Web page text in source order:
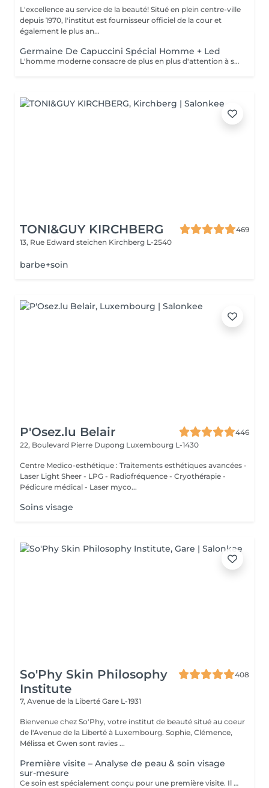
L'excellence au service de la beauté! Situé en plein centre-ville
depuis 1970, l'institut est fournisseur officiel de la cour et
également le plus an...
Germaine De Capuccini Spécial Homme + Led
L'homme moderne consacre de plus en plus d'attention à son apparence , ce soin réparateur enlève les toxines, renforce la peau , est apaisant et rafraichissant.
TONI&GUY KIRCHBERG
469
13, Rue Edward steichen Kirchberg L-2540
barbe+soin
P'Osez.lu Belair
446
22, Boulevard Pierre Dupong Luxembourg L-1430
Centre Medico-esthétique : Traitements esthétiques avancées -
Laser Light Sheer - LPG - Radiofréquence - Cryothérapie -
Pédicure médical - Laser myco...
Soins visage
So'Phy Skin Philosophy
Institute
408
7, Avenue de la Liberté Gare L-1931
Bienvenue chez So'Phy, votre institut de beauté situé au coeur
de l'Avenue de la Liberté à Luxembourg. Sophie, Clémence,
Mélissa et Gwen sont ravies ...
Première visite – Analyse de peau & soin visage
sur-mesure
Ce soin est spécialement conçu pour une première visite. Il débute par une analyse de peau approfondie afin de comprendre ses besoins et d’identifier les déséquilibres éventuels. Le soin du visage est ensuite entièrement personnalisé, avec des techniques et des produits adaptés pour répondre de manière ciblée aux besoins de la peau. Ce premier rendez-vous permet d’obtenir des résultats visibles tout en bénéficiant de conseils personnalisés pour améliorer durablement la qualité de la peau.